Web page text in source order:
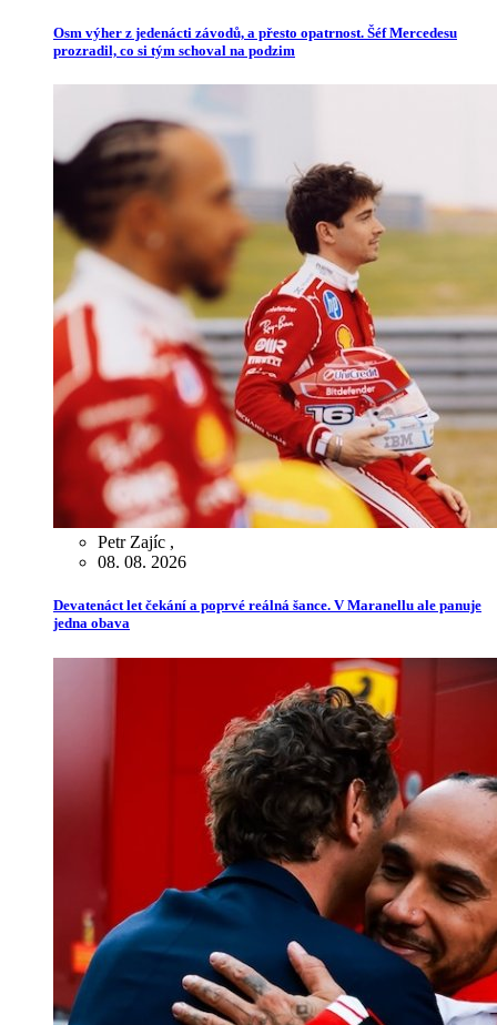
Osm výher z jedenácti závodů, a přesto opatrnost. Šéf Mercedesu
prozradil, co si tým schoval na podzim
Petr Zajíc ,
08. 08. 2026
Devatenáct let čekání a poprvé reálná šance. V Maranellu ale panuje
jedna obava